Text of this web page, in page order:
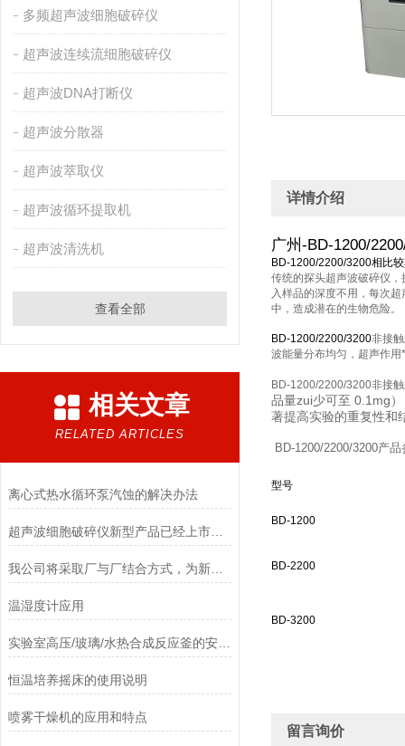
多频超声波细胞破碎仪
超声波连续流细胞破碎仪
超声波DNA打断仪
超声波分散器
超声波萃取仪
超声波循环提取机
超声波清洗机
查看全部
相关文章
RELATED ARTICLES
离心式热水循环泵汽蚀的解决办法
超声波细胞破碎仪新型产品已经上市销售
我公司将采取厂与厂结合方式，为新老客户提供一批低价的双层玻璃反应釜
温湿度计应用
实验室高压/玻璃/水热合成反应釜的安装及说明
恒温培养摇床的使用说明
喷雾干燥机的应用和特点
详情介绍
广州-BD-1200/
BD-1200/2200/3200相比
传统的探头超声波破碎仪
入样品的深度不用，每次
中，造成潜在的生物危险。
BD-1200/2200/3200非接
波能量分布均匀，超声作
BD-1200/2200/3200非接
品量zui少可至 0.1mg
著提高实验的重复性和
BD-1200/2200/3200产品
型号
BD-1200
BD-2200
BD-3200
留言询价